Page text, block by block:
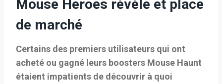
Mouse Heroes révèle et place
de marché
Certains des premiers utilisateurs qui ont
acheté ou gagné leurs boosters Mouse Haunt
étaient impatients de découvrir à quoi